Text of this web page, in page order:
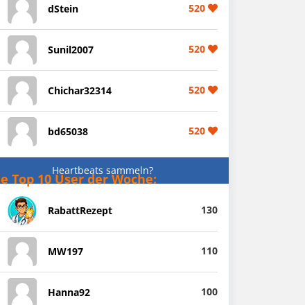
dStein 520
Sunil2007 520
Chichar32314 520
bd65038 520
Heartbeats sammeln?
Top 10 User der Woche:
RabattRezept 130
MW197 110
Hanna92 100